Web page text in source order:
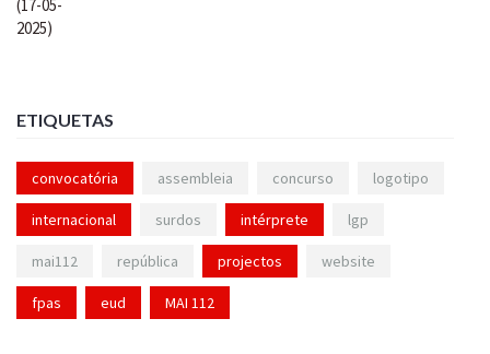
ETIQUETAS
convocatória assembleia concurso logotipo
internacional surdos intérprete lgp
mai112 república projectos website
fpas eud MAI 112